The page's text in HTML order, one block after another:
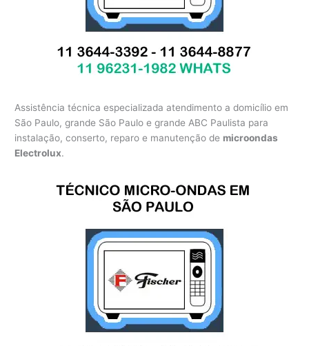
Assistência técnica especializada atendimento a domicílio em
São Paulo, grande São Paulo e grande ABC Paulista para
instalação, conserto, reparo e manutenção de microondas
Electrolux.